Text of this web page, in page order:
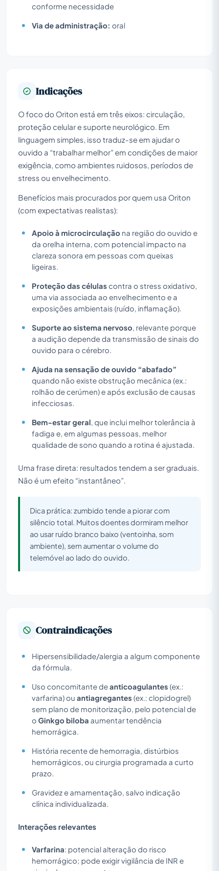
conforme necessidade
Via de administração: oral
Indicações
O foco do Oriton está em três eixos: circulação,
proteção celular e suporte neurológico. Em
linguagem simples, isso traduz-se em ajudar o
ouvido a “trabalhar melhor” em condições de maior
exigência, como ambientes ruidosos, períodos de
stress ou envelhecimento.
Benefícios mais procurados por quem usa Oriton
(com expectativas realistas):
Apoio à microcirculação na região do ouvido e
da orelha interna, com potencial impacto na
clareza sonora em pessoas com queixas
ligeiras.
Proteção das células contra o stress oxidativo,
uma via associada ao envelhecimento e a
exposições ambientais (ruído, inflamação).
Suporte ao sistema nervoso , relevante porque
a audição depende da transmissão de sinais do
ouvido para o cérebro.
Ajuda na sensação de ouvido “abafado”
quando não existe obstrução mecânica (ex.:
rolhão de cerúmen) e após exclusão de causas
infecciosas.
Bem-estar geral , que inclui melhor tolerância à
fadiga e, em algumas pessoas, melhor
qualidade de sono quando a rotina é ajustada.
Uma frase direta: resultados tendem a ser graduais.
Não é um efeito “instantâneo”.
Dica prática: zumbido tende a piorar com
silêncio total. Muitos doentes dormiram melhor
ao usar ruído branco baixo (ventoinha, som
ambiente), sem aumentar o volume do
telemóvel ao lado do ouvido.
Contraindicações
Hipersensibilidade/alergia a algum componente
da fórmula.
Uso concomitante deanticoagulantes (ex.:
varfarina) ou antiagregantes (ex.: clopidogrel)
sem plano de monitorização, pelo potencial de
o Ginkgo biloba aumentar tendência
hemorrágica.
História recente de hemorragia, distúrbios
hemorrágicos, ou cirurgia programada a curto
prazo.
Gravidez e amamentação, salvo indicação
clínica individualizada.
Interações relevantes
Varfarina: potencial alteração do risco
hemorrágico; pode exigir vigilância de INR e